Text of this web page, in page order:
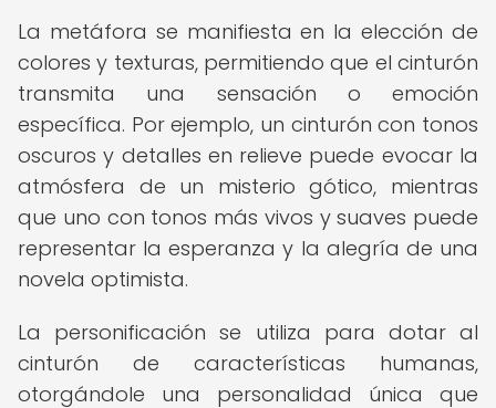
La metáfora se manifiesta en la elección de
colores y texturas, permitiendo que el cinturón
transmita una sensación o emoción
específica. Por ejemplo, un cinturón con tonos
oscuros y detalles en relieve puede evocar la
atmósfera de un misterio gótico, mientras
que uno con tonos más vivos y suaves puede
representar la esperanza y la alegría de una
novela optimista.
La personificación se utiliza para dotar al
cinturón de características humanas,
otorgándole una personalidad única que